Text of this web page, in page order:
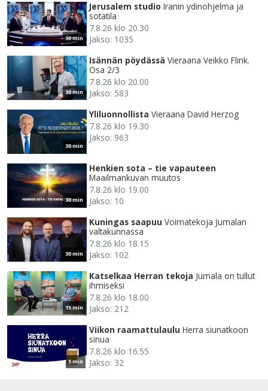
30 min
Jerusalem studio Iranin ydinohjelma ja
sotatila
7.8.26 klo 20.30
Jakso: 1035
30 min
Isännän pöydässä Vieraana Veikko Flink.
Osa 2/3
7.8.26 klo 20.00
Jakso: 583
30 min
Yliluonnollista Vieraana David Herzog
7.8.26 klo 19.30
Jakso: 963
30 min
Henkien sota – tie vapauteen
Maailmankuvan muutos
7.8.26 klo 19.00
Jakso: 10
30 min
Kuningas saapuu Voimatekoja Jumalan
valtakunnassa
7.8.26 klo 18.15
Jakso: 102
15 min
Katselkaa Herran tekoja Jumala on tullut
ihmiseksi
7.8.26 klo 18.00
Jakso: 212
5 min
Viikon raamattulaulu Herra siunatkoon
sinua
7.8.26 klo 16.55
Jakso: 32